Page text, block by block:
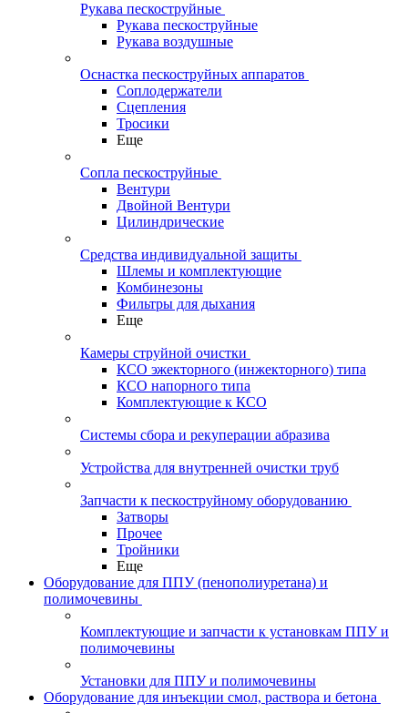
Рукава пескоструйные
Рукава пескоструйные
Рукава воздушные
Оснастка пескоструйных аппаратов
Соплодержатели
Сцепления
Тросики
Еще
Сопла пескоструйные
Вентури
Двойной Вентури
Цилиндрические
Средства индивидуальной защиты
Шлемы и комплектующие
Комбинезоны
Фильтры для дыхания
Еще
Камеры струйной очистки
КСО эжекторного (инжекторного) типа
КСО напорного типа
Комплектующие к КСО
Системы сбора и рекуперации абразива
Устройства для внутренней очистки труб
Запчасти к пескоструйному оборудованию
Затворы
Прочее
Тройники
Еще
Оборудование для ППУ (пенополиуретана) и
полимочевины
Комплектующие и запчасти к установкам ППУ и
полимочевины
Установки для ППУ и полимочевины
Оборудование для инъекции смол, раствора и бетона